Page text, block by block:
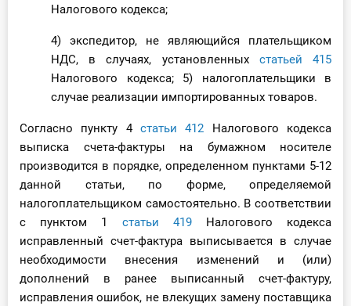
Налогового кодекса;
4) экспедитор, не являющийся плательщиком
НДС, в случаях, установленных статьей 415
Налогового кодекса; 5) налогоплательщики в
случае реализации импортированных товаров.
Согласно пункту 4 статьи 412 Налогового кодекса
выписка счета-фактуры на бумажном носителе
производится в порядке, определенном пунктами 5-12
данной статьи, по форме, определяемой
налогоплательщиком самостоятельно. В соответствии
с пунктом 1 статьи 419Налогового кодекса
исправленный счет-фактура выписывается в случае
необходимости внесения изменений и (или)
дополнений в ранее выписанный счет-фактуру,
исправления ошибок, не влекущих замену поставщика